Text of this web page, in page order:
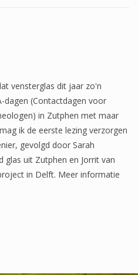
vensterglas dit jaar zo'n
dagen (Contactdagen voor
in Zutphen met maar
ik de eerste lezing verzorgen
gevolgd door Sarah
glas uit Zutphen en Jorrit van
in Delft. Meer informatie